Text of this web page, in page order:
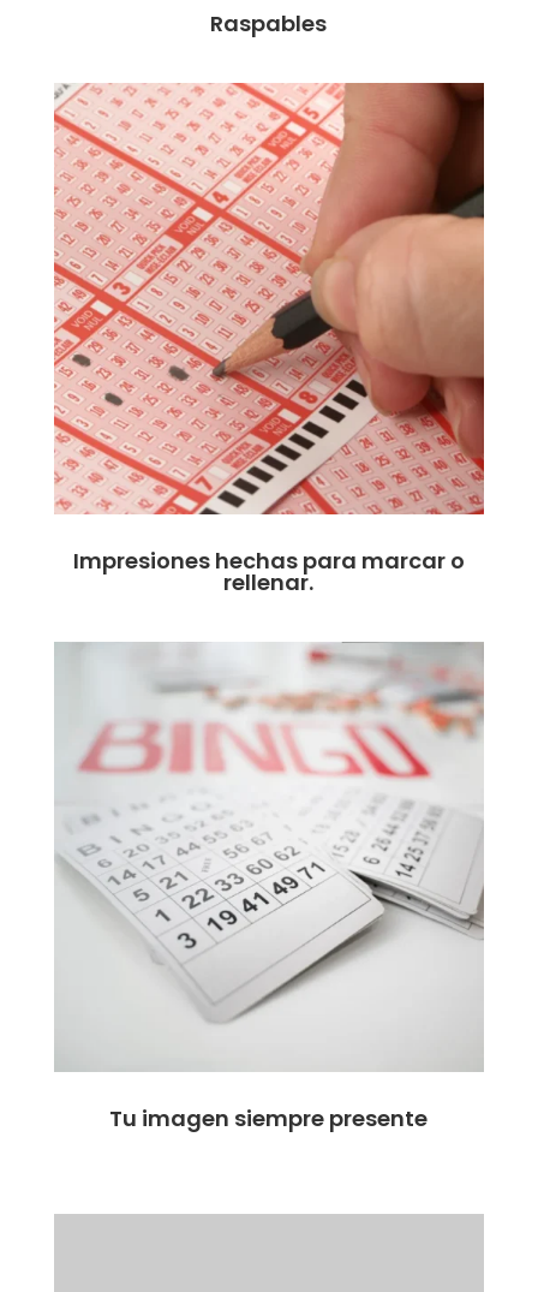
Raspables
Impresiones hechas para marcar o
rellenar.
Tu imagen siempre presente